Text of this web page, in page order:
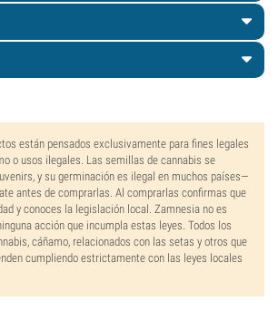
están pensados exclusivamente para fines legales
o usos ilegales. Las semillas de cannabis se
y su germinación es ilegal en muchos países—
antes de comprarlas. Al comprarlas confirmas que
y conoces la legislación local. Zamnesia no es
acción que incumpla estas leyes. Todos los
cáñamo, relacionados con las setas y otros que
cumpliendo estrictamente con las leyes locales